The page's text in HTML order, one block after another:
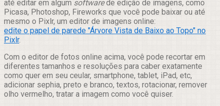
até editar em algum softwarede edição de imagens, como
Picasa, Photoshop, Fireworks que você pode baixar ou até
mesmo o Pixlr, um editor de imagens online:
edite o papel de parede "Árvore Vista de Baixo ao Topo" no
Pixlr.
Com o editor de fotos online acima, você pode recortar em
diferentes tamanhos e resoluções para caber exatamente
como quer em seu ceular, smartphone, tablet, iPad, etc,
adicionar sephia, preto e branco, textos, rotacionar, remover
olho vermelho, tratar a imagem como você quiser.